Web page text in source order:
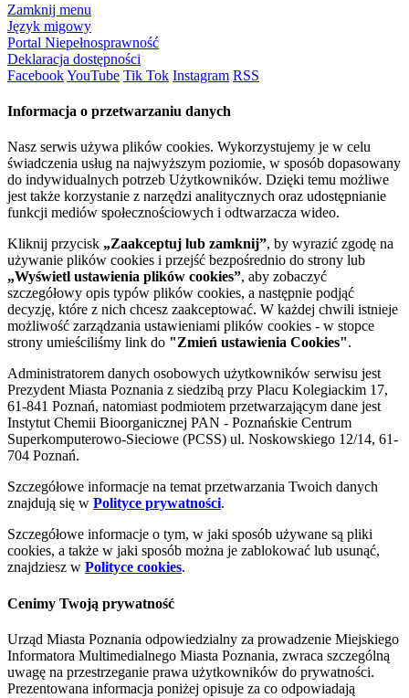
Zamknij menu
Język migowy
Portal Niepełnosprawność
Deklaracja dostępności
FacebookYouTube Tik Tok Instagram RSS
Informacja o przetwarzaniu danych
Nasz serwis używa plików cookies. Wykorzystujemy je w celu
świadczenia usług na najwyższym poziomie, w sposób dopasowany
do indywidualnych potrzeb Użytkowników. Dzięki temu możliwe
jest także korzystanie z narzędzi analitycznych oraz udostępnianie
funkcji mediów społecznościowych i odtwarzacza wideo.
Kliknij przycisk „Zaakceptuj lub zamknij”, by wyrazić zgodę na
używanie plików cookies i przejść bezpośrednio do strony lub
„Wyświetl ustawienia plików cookies”, aby zobaczyć
szczegółowy opis typów plików cookies, a następnie podjąć
decyzję, które z nich chcesz zaakceptować. W każdej chwili istnieje
możliwość zarządzania ustawieniami plików cookies - w stopce
strony umieściliśmy link do "Zmień ustawienia Cookies".
Administratorem danych osobowych użytkowników serwisu jest
Prezydent Miasta Poznania z siedzibą przy Placu Kolegiackim 17,
61-841 Poznań, natomiast podmiotem przetwarzającym dane jest
Instytut Chemii Bioorganicznej PAN - Poznańskie Centrum
Superkomputerowo-Sieciowe (PCSS) ul. Noskowskiego 12/14, 61-
704 Poznań.
Szczegółowe informacje na temat przetwarzania Twoich danych
znajdują się w Polityce prywatności.
Szczegółowe informacje o tym, w jaki sposób używane są pliki
cookies, a także w jaki sposób można je zablokować lub usunąć,
znajdziesz w Polityce cookies.
Cenimy Twoją prywatność
Urząd Miasta Poznania odpowiedzialny za prowadzenie Miejskiego
Informatora Multimedialnego Miasta Poznania, zwraca szczególną
uwagę na przestrzeganie prawa użytkowników do prywatności.
Prezentowana informacja poniżej opisuje za co odpowiadają